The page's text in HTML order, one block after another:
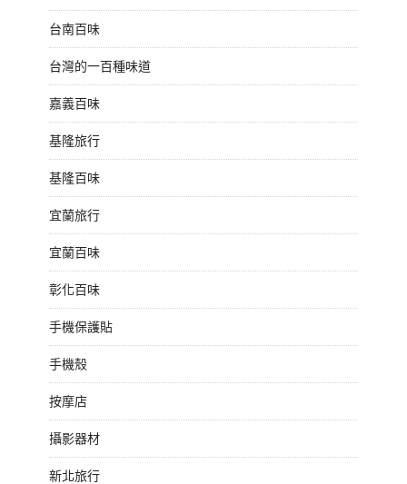
台南百味
台灣的一百種味道
嘉義百味
基隆旅行
基隆百味
宜蘭旅行
宜蘭百味
彰化百味
手機保護貼
手機殼
按摩店
攝影器材
新北旅行